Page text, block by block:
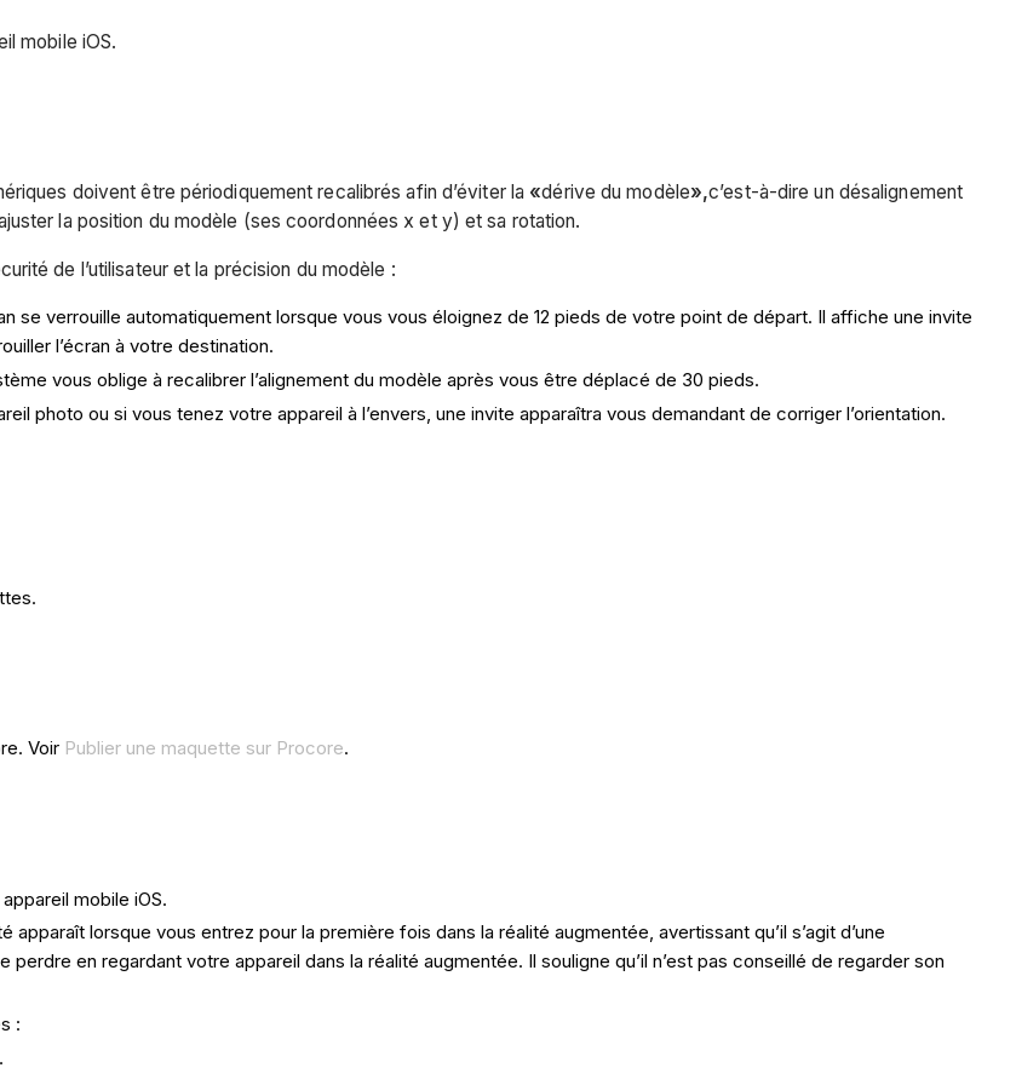
mobile iOS.
doivent être périodiquement recalibrés afin d’éviter la «dérive du modèle»,c’est-à-dire un désalignement
la position du modèle (ses coordonnées x et y) et sa rotation.
de l’utilisateur et la précision du modèle :
se verrouille automatiquement lorsque vous vous éloignez de 12 pieds de votre point de départ. Il affiche une invite
l’écran à votre destination.
vous oblige à recalibrer l’alignement du modèle après vous être déplacé de 30 pieds.
photo ou si vous tenez votre appareil à l’envers, une invite apparaîtra vous demandant de corriger l’orientation.
Voir Publier une maquette sur Procore.
appareil mobile iOS.
apparaît lorsque vous entrez pour la première fois dans la réalité augmentée, avertissant qu’il s’agit d’une
en regardant votre appareil dans la réalité augmentée. Il souligne qu’il n’est pas conseillé de regarder son
: